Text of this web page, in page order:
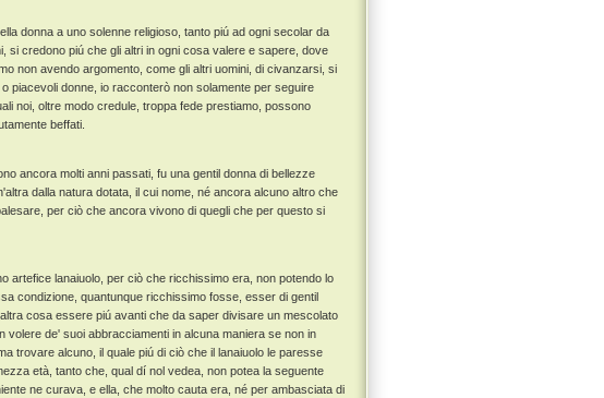
donna a uno solenne religioso, tanto piú ad ogni secolar da
si credono piú che gli altri in ogni cosa valere e sapere, dove
non avendo argomento, come gli altri uomini, di civanzarsi, si
o piacevoli donne, io racconterò non solamente per seguire
noi, oltre modo credule, troppa fede prestiamo, possono
beffati.
ancora molti anni passati, fu una gentil donna di bellezze
dalla natura dotata, il cui nome, né ancora alcuno altro che
per ciò che ancora vivono di quegli che per questo si
artefice lanaiuolo, per ciò che ricchissimo era, non potendo lo
condizione, quantunque ricchissimo fosse, esser di gentil
cosa essere piú avanti che da saper divisare un mescolato
volere de' suoi abbracciamenti in alcuna maniera se non in
trovare alcuno, il quale piú di ciò che il lanaiuolo le paresse
età, tanto che, qual dí nol vedea, non potea la seguente
ne curava, e ella, che molto cauta era, né per ambasciata di